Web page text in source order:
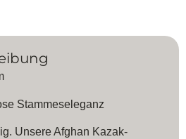
Stammeseleganz
Unsere Afghan Kazak-